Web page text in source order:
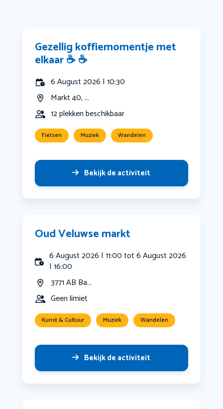
Gezellig koffiemomentje met
elkaar ☕️ ☕️
6 August 2026 | 10:30
Markt 40, ...
12 plekken beschikbaar
Fietsen Muziek Wandelen
Bekijk de activiteit
Oud Veluwse markt
6 August 2026 | 11:00 tot 6 August 2026
| 16:00
3771 AB Ba...
Geen limiet
Kunst & Cultuur Muziek Wandelen
Bekijk de activiteit